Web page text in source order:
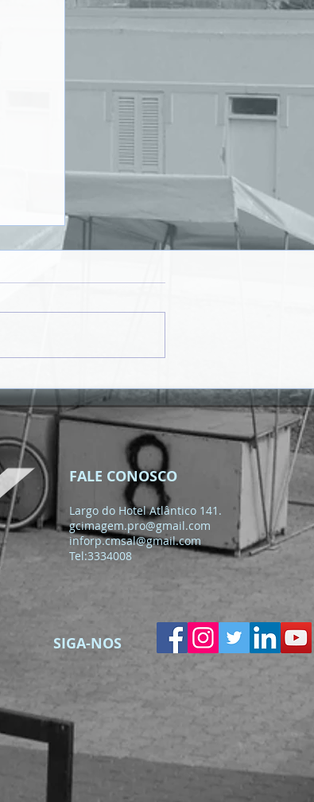
FALE CONOSCO
Largo do Hotel Atlântico 141.
gcimagem.pro@gmail.com
inforp.cmsal@gmail.com
Tel:3334008
SIGA-NOS